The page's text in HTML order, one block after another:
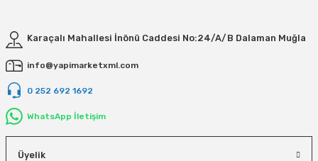
Karaçalı Mahallesi İnönü Caddesi No:24/A/B Dalaman Muğla
info@yapimarketxml.com
0 252 692 1692
WhatsApp İletişim
Üyelik